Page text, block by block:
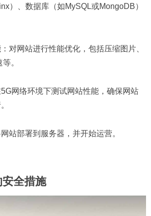
）、数据库（如MySQL或MongoDB）
对网站进行性能优化，包括压缩图片、
。
网络环境下测试网站性能，确保网站
网站部署到服务器，并开始运营。
安全措施